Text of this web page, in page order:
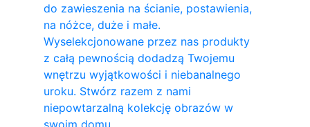
do zawieszenia na ścianie, postawienia,
na nóżce, duże i małe.
Wyselekcjonowane przez nas produkty
z całą pewnością dodadzą Twojemu
wnętrzu wyjątkowości i niebanalnego
uroku. Stwórz razem z nami
niepowtarzalną kolekcję obrazów w
swoim domu.